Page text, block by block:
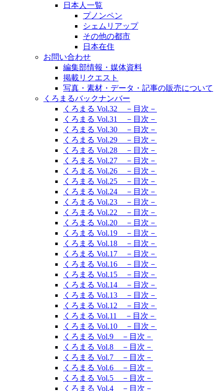
日本人一覧
プノンペン
シェムリアップ
その他の都市
日本在住
お問い合わせ
編集部情報・媒体資料
掲載リクエスト
写真・素材・データ・記事の販売について
くろまるバックナンバー
くろまる Vol.32 －目次－
くろまる Vol.31 －目次－
くろまる Vol.30 －目次－
くろまる Vol.29 －目次－
くろまる Vol.28 －目次－
くろまる Vol.27 －目次－
くろまる Vol.26 －目次－
くろまる Vol.25 －目次－
くろまる Vol.24 －目次－
くろまる Vol.23 －目次－
くろまる Vol.22 －目次－
くろまる Vol.20 －目次－
くろまる Vol.19 －目次－
くろまる Vol.18 －目次－
くろまる Vol.17 －目次－
くろまる Vol.16 －目次－
くろまる Vol.15 －目次－
くろまる Vol.14 －目次－
くろまる Vol.13 －目次－
くろまる Vol.12 －目次－
くろまる Vol.11 －目次－
くろまる Vol.10 －目次－
くろまる Vol.9 －目次－
くろまる Vol.8 －目次－
くろまる Vol.7 －目次－
くろまる Vol.6 －目次－
くろまる Vol.5 －目次－
くろまる Vol.4 －目次－